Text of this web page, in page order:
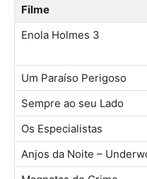
Filme
Enola Holmes 3
Um Paraíso Perigoso
Sempre ao seu Lado
Os Especialistas
Anjos da Noite –